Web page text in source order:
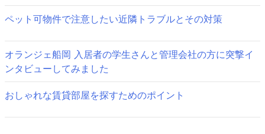
シ
ン
ペット可物件で注意したい近隣トラブルとその対策
オランジェ船岡 入居者の学生さんと管理会社の方に突撃イ
ンタビューしてみました
おしゃれな賃貸部屋を探すためのポイント